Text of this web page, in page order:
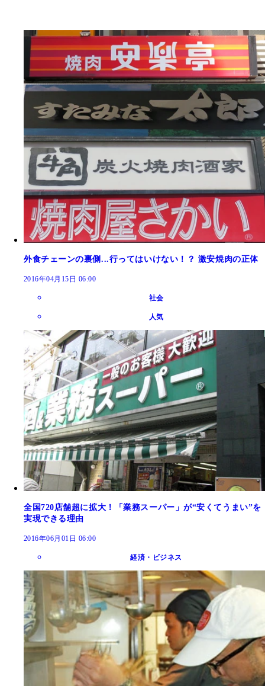
外食チェーンの裏側...行ってはいけない！？ 激安焼肉の正体
2016年04月15日 06:00
社会
人気
全国720店舗超に拡大！「業務スーパー」が“安くてうまい”を
実現できる理由
2016年06月01日 06:00
経済・ビジネス